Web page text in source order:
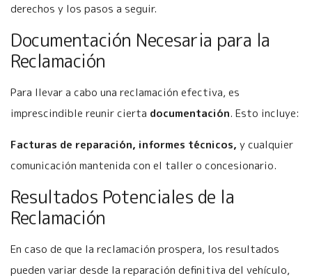
derechos y los pasos a seguir.
Documentación Necesaria para la
Reclamación
Para llevar a cabo una reclamación efectiva, es
imprescindible reunir cierta documentación. Esto incluye:
Facturas de reparación, informes técnicos, y cualquier
comunicación mantenida con el taller o concesionario.
Resultados Potenciales de la
Reclamación
En caso de que la reclamación prospera, los resultados
pueden variar desde la reparación definitiva del vehículo,